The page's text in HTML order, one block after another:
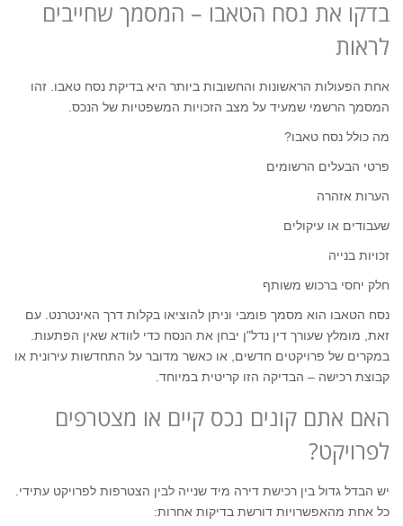
בדקו את נסח הטאבו – המסמך שחייבים
לראות
אחת הפעולות הראשונות והחשובות ביותר היא בדיקת נסח טאבו. זהו
המסמך הרשמי שמעיד על מצב הזכויות המשפטיות של הנכס.
מה כולל נסח טאבו?
פרטי הבעלים הרשומים
הערות אזהרה
שעבודים או עיקולים
זכויות בנייה
חלק יחסי ברכוש משותף
נסח הטאבו הוא מסמך פומבי וניתן להוציאו בקלות דרך האינטרנט. עם
זאת, מומלץ שעורך דין נדל"ן יבחן את הנסח כדי לוודא שאין הפתעות.
במקרים של פרויקטים חדשים, או כאשר מדובר על התחדשות עירונית או
קבוצת רכישה – הבדיקה הזו קריטית במיוחד.
האם אתם קונים נכס קיים או מצטרפים
לפרויקט?
יש הבדל גדול בין רכישת דירה מיד שנייה לבין הצטרפות לפרויקט עתידי.
כל אחת מהאפשרויות דורשת בדיקות אחרות: